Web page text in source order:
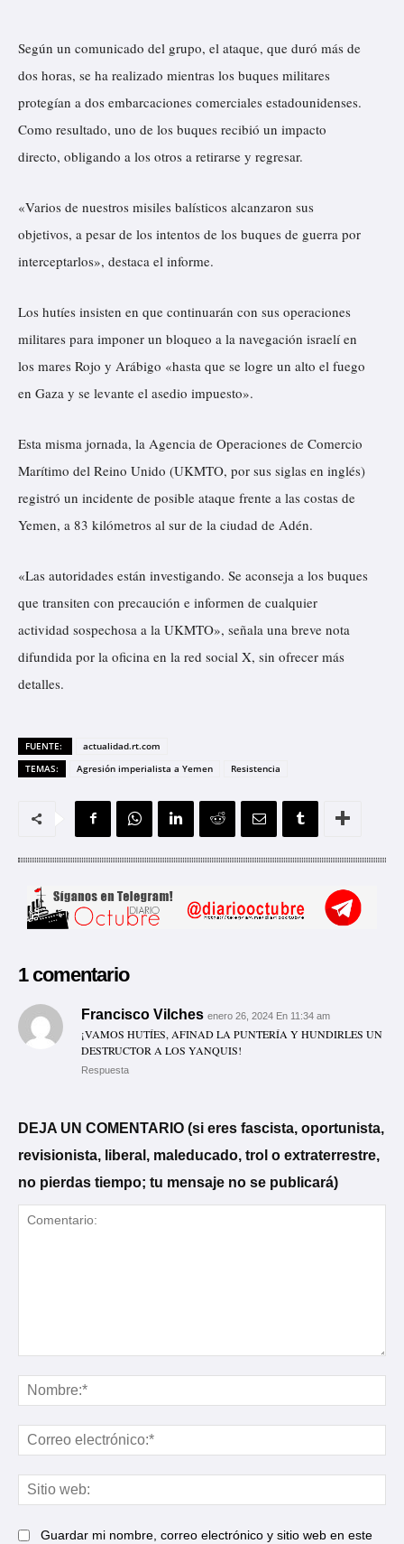
Según un comunicado del grupo, el ataque, que duró más de
dos horas, se ha realizado mientras los buques militares
protegían a dos embarcaciones comerciales estadounidenses.
Como resultado, uno de los buques recibió un impacto
directo, obligando a los otros a retirarse y regresar.
«Varios de nuestros misiles balísticos alcanzaron sus
objetivos, a pesar de los intentos de los buques de guerra por
interceptarlos», destaca el informe.
Los hutíes insisten en que continuarán con sus operaciones
militares para imponer un bloqueo a la navegación israelí en
los mares Rojo y Arábigo «hasta que se logre un alto el fuego
en Gaza y se levante el asedio impuesto».
Esta misma jornada, la Agencia de Operaciones de Comercio
Marítimo del Reino Unido (UKMTO, por sus siglas en inglés)
registró un incidente de posible ataque frente a las costas de
Yemen, a 83 kilómetros al sur de la ciudad de Adén.
«Las autoridades están investigando. Se aconseja a los buques
que transiten con precaución e informen de cualquier
actividad sospechosa a la UKMTO», señala una breve nota
difundida por la oficina en la red social X, sin ofrecer más
detalles.
FUENTE:
actualidad.rt.com
TEMAS:
Agresión imperialista a Yemen Resistencia
1 comentario
Francisco Vilches enero 26, 2024 En 11:34 am
¡VAMOS HUTÍES, AFINAD LA PUNTERÍA Y HUNDIRLES UN
DESTRUCTOR A LOS YANQUIS!
Respuesta
DEJA UN COMENTARIO (si eres fascista, oportunista,
revisionista, liberal, maleducado, trol o extraterrestre,
no pierdas tiempo; tu mensaje no se publicará)
Guardar mi nombre, correo electrónico y sitio web en este